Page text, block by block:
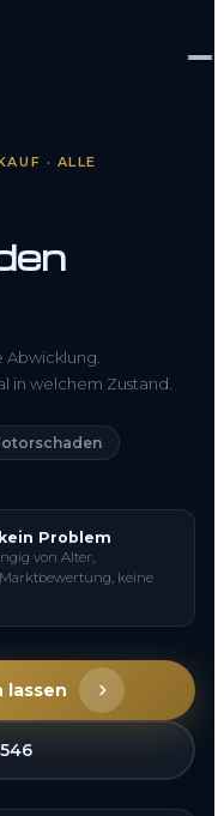
· ALLE
in welchem Zustand.
Problem
von Alter,
keine
lassen